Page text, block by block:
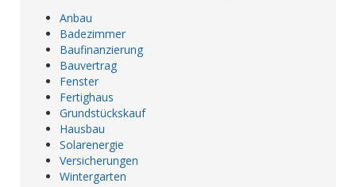
Anbau
Badezimmer
Baufinanzierung
Bauvertrag
Fenster
Fertighaus
Grundstückskauf
Hausbau
Solarenergie
Versicherungen
Wintergarten